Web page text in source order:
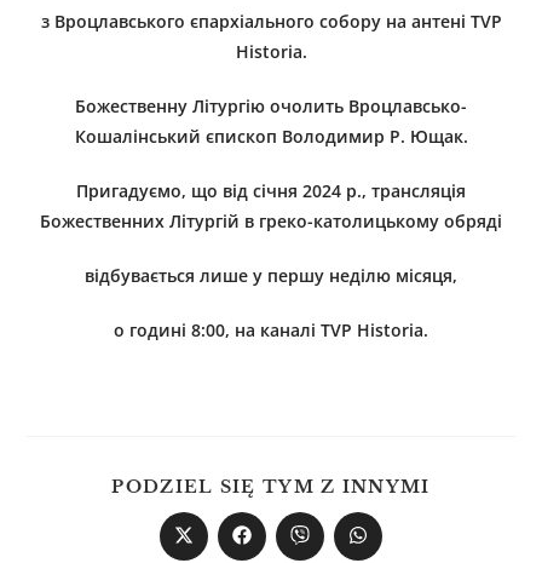
з Вроцлавського єпархіального собору на антені TVP
Historia.
Божественну Літургію очолить Вроцлавсько-
Кошалінський єпископ Володимир Р. Ющак.
Пригадуємо, що від січня 2024 р., трансляція
Божественних Літургій в греко-католицькому обряді
відбувається лише у першу неділю місяця,
о годині 8:00, на каналі TVP Historia.
PODZIEL SIĘ TYM Z INNYMI